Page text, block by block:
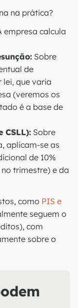
na prática?
empresa calcula
Sobre
de
lei, que varia
(veremos os
é a base de
CSLL): Sobre
aplicam-se as
de 10%
trimestre) e da
como PIS e
seguem o
com
sobre o